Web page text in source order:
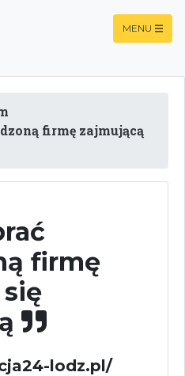
MENU
firmę zajmującą
firmę
lodz.pl/